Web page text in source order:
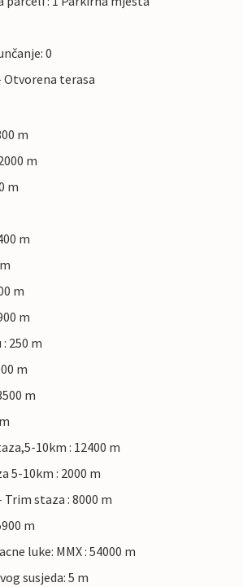
0
Otvorena terasa
m
m
m
m
m
m
250 m
m
m
10km : 12400 m
5-10km : 2000 m
staza : 8000 m
m
luke: MMX : 54000 m
susjeda: 5 m